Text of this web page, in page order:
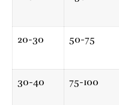
20-30 50-75
30-40 75-100